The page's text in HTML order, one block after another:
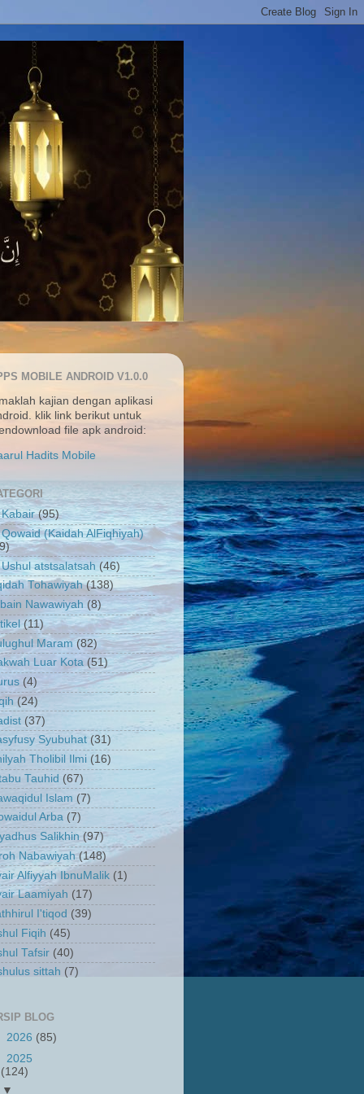
MOBILE ANDROID V1.0.0
kajian dengan aplikasi
klik link berikut untuk
file apk android:
Hadits Mobile
(95)
Qowaid (Kaidah AlFiqhiyah)
atstsalatsah (46)
Tohawiyah (138)
Nawawiyah (8)
(11)
Maram (82)
Luar Kota (51)
(4)
(24)
(37)
Syubuhat (31)
Tholibil Ilmi (16)
Tauhid (67)
Islam (7)
Arba (7)
Salikhin (97)
Nabawiyah (148)
Alfiyyah IbnuMalik (1)
Laamiyah (17)
I'tiqod (39)
Fiqih (45)
Tafsir (40)
sittah (7)
BLOG
2026 (85)
2025
(124)
▼